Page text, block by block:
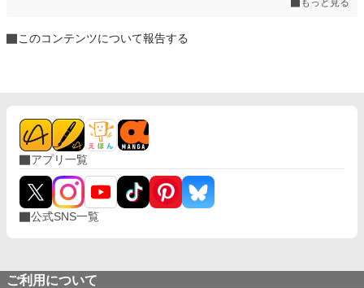
もっと見る
このコンテンツについて報告する
アプリ一覧
公式SNS一覧
ご利用について